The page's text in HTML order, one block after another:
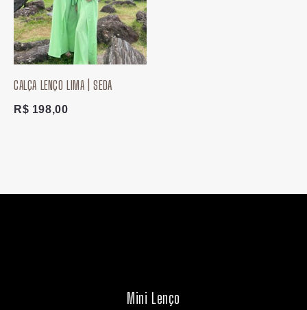
CALÇA LENÇO LIMA | SEDA
R$ 198,00
Mini Lenço